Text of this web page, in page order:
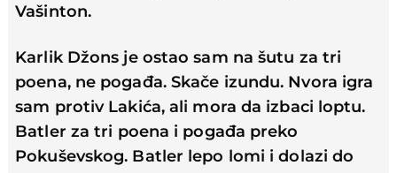
Vašinton.
Karlik Džons je ostao sam na šutu za tri
poena, ne pogađa. Skače izundu. Nvora igra
sam protiv Lakića, ali mora da izbaci loptu.
Batler za tri poena i pogađa preko
Pokuševskog. Batler lepo lomi i dolazi do